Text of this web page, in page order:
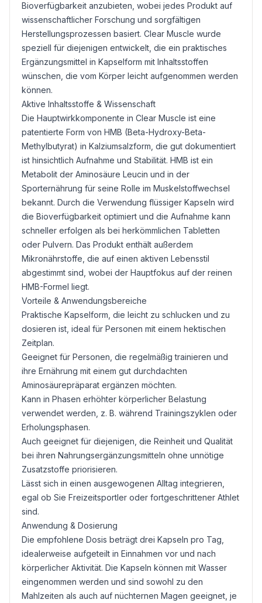
Bioverfügbarkeit anzubieten, wobei jedes Produkt auf
wissenschaftlicher Forschung und sorgfältigen
Herstellungsprozessen basiert. Clear Muscle wurde
speziell für diejenigen entwickelt, die ein praktisches
Ergänzungsmittel in Kapselform mit Inhaltsstoffen
wünschen, die vom Körper leicht aufgenommen werden
können.
Aktive Inhaltsstoffe & Wissenschaft
Die Hauptwirkkomponente in Clear Muscle ist eine
patentierte Form von HMB (Beta-Hydroxy-Beta-
Methylbutyrat) in Kalziumsalzform, die gut dokumentiert
ist hinsichtlich Aufnahme und Stabilität. HMB ist ein
Metabolit der Aminosäure Leucin und in der
Sporternährung für seine Rolle im Muskelstoffwechsel
bekannt. Durch die Verwendung flüssiger Kapseln wird
die Bioverfügbarkeit optimiert und die Aufnahme kann
schneller erfolgen als bei herkömmlichen Tabletten
oder Pulvern. Das Produkt enthält außerdem
Mikronährstoffe, die auf einen aktiven Lebensstil
abgestimmt sind, wobei der Hauptfokus auf der reinen
HMB-Formel liegt.
Vorteile & Anwendungsbereiche
Praktische Kapselform, die leicht zu schlucken und zu
dosieren ist, ideal für Personen mit einem hektischen
Zeitplan.
Geeignet für Personen, die regelmäßig trainieren und
ihre Ernährung mit einem gut durchdachten
Aminosäurepräparat ergänzen möchten.
Kann in Phasen erhöhter körperlicher Belastung
verwendet werden, z. B. während Trainingszyklen oder
Erholungsphasen.
Auch geeignet für diejenigen, die Reinheit und Qualität
bei ihren Nahrungsergänzungsmitteln ohne unnötige
Zusatzstoffe priorisieren.
Lässt sich in einen ausgewogenen Alltag integrieren,
egal ob Sie Freizeitsportler oder fortgeschrittener Athlet
sind.
Anwendung & Dosierung
Die empfohlene Dosis beträgt drei Kapseln pro Tag,
idealerweise aufgeteilt in Einnahmen vor und nach
körperlicher Aktivität. Die Kapseln können mit Wasser
eingenommen werden und sind sowohl zu den
Mahlzeiten als auch auf nüchternen Magen geeignet, je